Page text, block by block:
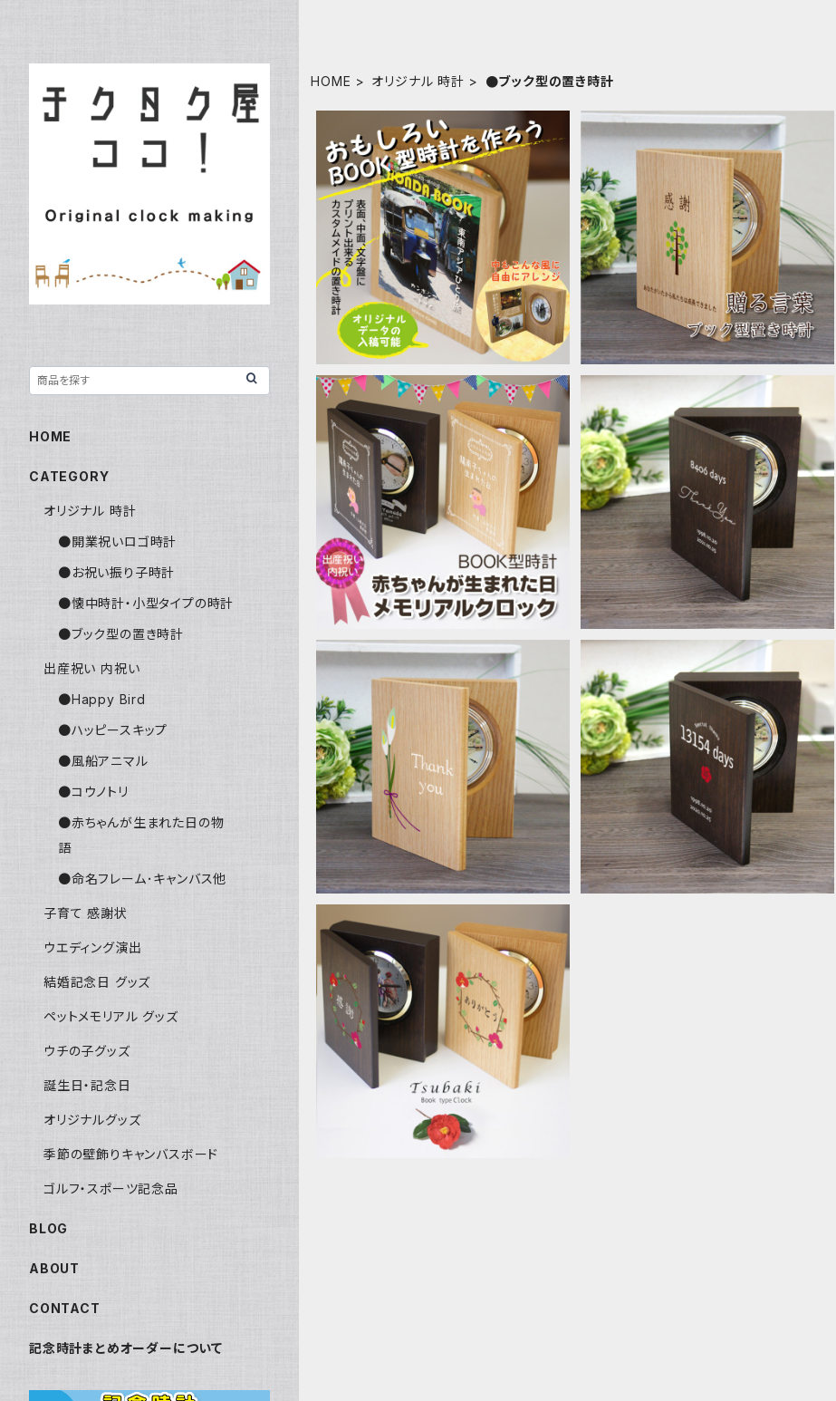
HOME オリジナル 時計 ●ブック型の置き時計
ブック型置き時計 フリーデザイン ロゴ
イラスト マーク オリジナルデータ入稿
OK 記念品、周年記念、退職祝いにお
すすめ
¥25,800
ブック型置き時計「贈る言葉」感謝状
退職祝い 永年勤続記念品
¥19,800
出産祝い・内祝い・ご両親へお返しギフ
ト ブック型時計「赤ちゃんが生まれた
日メモリアルクロック」 オーダーメイド
時計【送料無料商品】
¥19,800
感謝のブック型置き時計 「シンプルフ
ォント」 オーダーメイド 子育て修了証
子育て感謝状 結婚式両親へプレゼン
ト 記念品贈呈
¥19,800
感謝のブック型置き時計 「カラーリ
ーリー」オーダーメイド 子育て修了証
子育て感謝状 結婚式両親へプレゼン
ト 記念品贈呈
¥19,800
感謝のブック型置き時計 「結び」オー
ダーメイド 子育て修了証 子育て感謝
状 結婚式両親へプレゼント 記念品贈
¥19,800
子育て感謝状 ブック型置き時計 椿
結婚式両親へプレゼント 記念品贈呈
【送料無料】
¥19,800
HOME
CATEGORY
オリジナル 時計
●開業祝いロゴ時計
●お祝い振り子時計
●懐中時計・小型タイプの時計
●ブック型の置き時計
出産祝い 内祝い
●Happy Bird
●ハッピースキップ
●風船アニマル
●コウノトリ
●赤ちゃんが生まれた日の物
語
●命名フレーム･キャンバス他
子育て 感謝状
ウエディング演出
結婚記念日 グッズ
ペットメモリアル グッズ
ウチの子グッズ
誕生日・記念日
オリジナルグッズ
季節の壁飾りキャンバスボード
ゴルフ・スポーツ記念品
BLOG
ABOUT
CONTACT
記念時計まとめオーダーについて